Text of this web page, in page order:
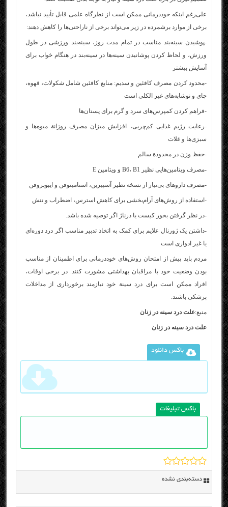
علی‌رغم اینکه خوددرمانی ممکن است از نظرگاه علمی قابل تأیید نباشد،
برخی از موارد برشمرده در زیر می‌تواند برخی از ناراحتی‌ها را کاهش دهند:
-پوشیدن سینه‌بند مناسب در تمام مدت روز، سینه‌بند ورزشی در طول
ورزش، و لحاظ کردن پوشانیدن سینه‌ها در سینه‌بند در هنگام خواب برای
آسایش بیشتر
-محدود کردن مصرف کافئین و سدیم: منابع کافئین شامل شکولات، قهوه،
چای و نوشابه‌های غیر الکلی است
-فراهم کردن کمپرس‌های سرد و گرم برای پستان‌ها
-رعایت رژیم غذایی کم‌چربی، افزایش میزان مصرف روزانة میوه‌ها و
سبزی‌ها و غلات
-حفظ وزن در محدودة سالم
-مصرف ویتامین‌هایی نظیر B6، B1 و ویتامین E
-مصرف داروهای بی‌نیاز از نسخه نظیر آسپیرین، استامینوفن و ایبوپروفن
-استفاده از روش‌های آرام‌بخشی برای کاهش استرس، اضطراب و تنش
-در نظر گرفتن بخور کیست یا درناژ اگر توصیه شده باشد.
-داشتن یک ژورنال علایم برای کمک به اتخاذ تدبیر مناسب اگر درد دوره‌ای
یا غیر ادواری است
مردم باید پیش از امتحان روش‌های خوددرمانی برای اطمینان از مناسب
بودن وضعیت خود با مراقبان بهداشتی مشورت کنند. در برخی اوقات،
افراد ممکن است برای درد سینة خود نیازمند برخورداری از مداخلات
پزشکی باشند.
منبع:علت درد سینه در زنان
علت درد سینه در زنان
باکس دانلود
باکس تبلیغات
دسته‌بندی نشده